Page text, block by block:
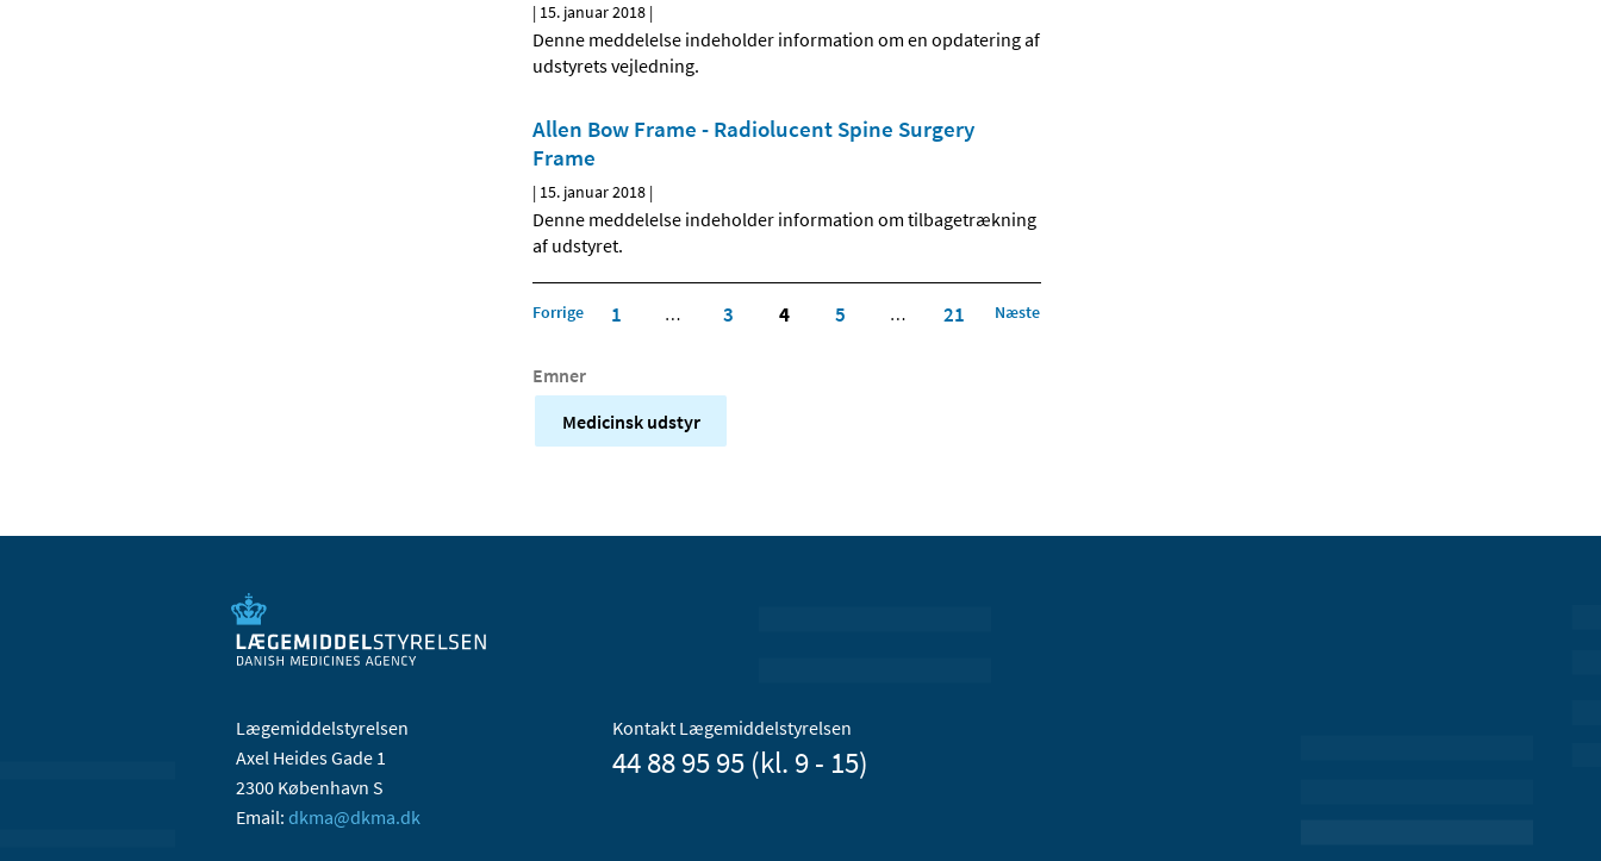
| 15. januar 2018 |
Denne meddelelse indeholder information om en opdatering af
udstyrets vejledning.
Allen Bow Frame - Radiolucent Spine Surgery
Frame
| 15. januar 2018 |
Denne meddelelse indeholder information om tilbagetrækning
af udstyret.
Forrige 1 … 3 4 5 … 21 Næste
Emner
Medicinsk udstyr
Lægemiddelstyrelsen
Axel Heides Gade 1
2300 København S
Email: dkma@dkma.dk
Kontakt Lægemiddelstyrelsen
44 88 95 95 (kl. 9 - 15)